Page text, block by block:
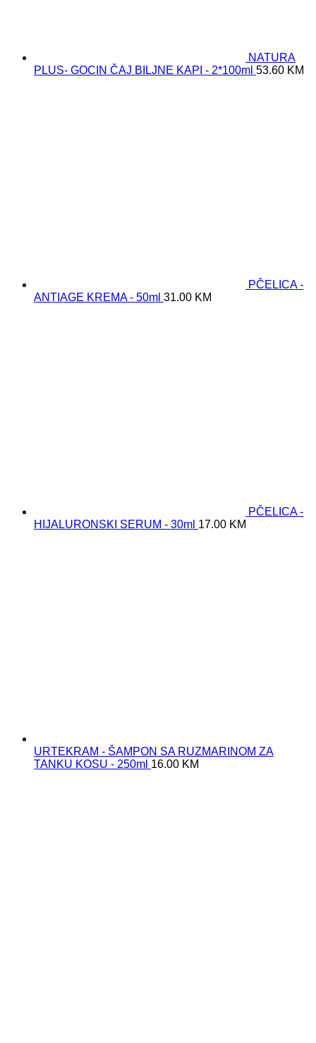
NATURA
PLUS- GOCIN ČAJ BILJNE KAPI - 2*100ml 53.60 KM
PČELICA -
ANTIAGE KREMA - 50ml 31.00 KM
PČELICA -
HIJALURONSKI SERUM - 30ml 17.00 KM
URTEKRAM - ŠAMPON SA RUZMARINOM ZA
TANKU KOSU - 250ml 16.00 KM